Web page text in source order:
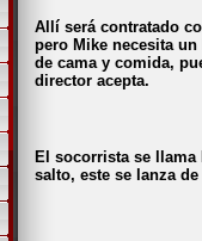
Allí será contratado
pero Mike necesita
de cama y comida,
director acepta.
El socorrista se
salto, este se lanza